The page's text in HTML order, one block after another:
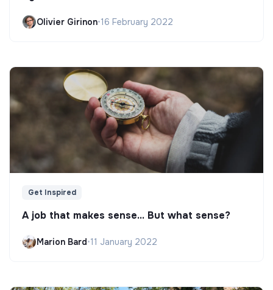
Olivier Girinon•16 February 2022
Get Inspired
A job that makes sense... But what sense?
Marion Bard•11 January 2022